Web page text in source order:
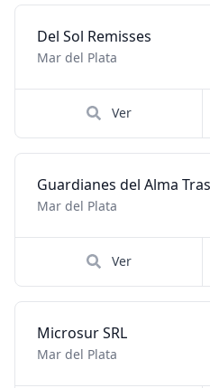
Del Sol Remisses
Mar del Plata
Ver
Guardianes del Alma
Mar del Plata
Ver
Microsur SRL
Mar del Plata